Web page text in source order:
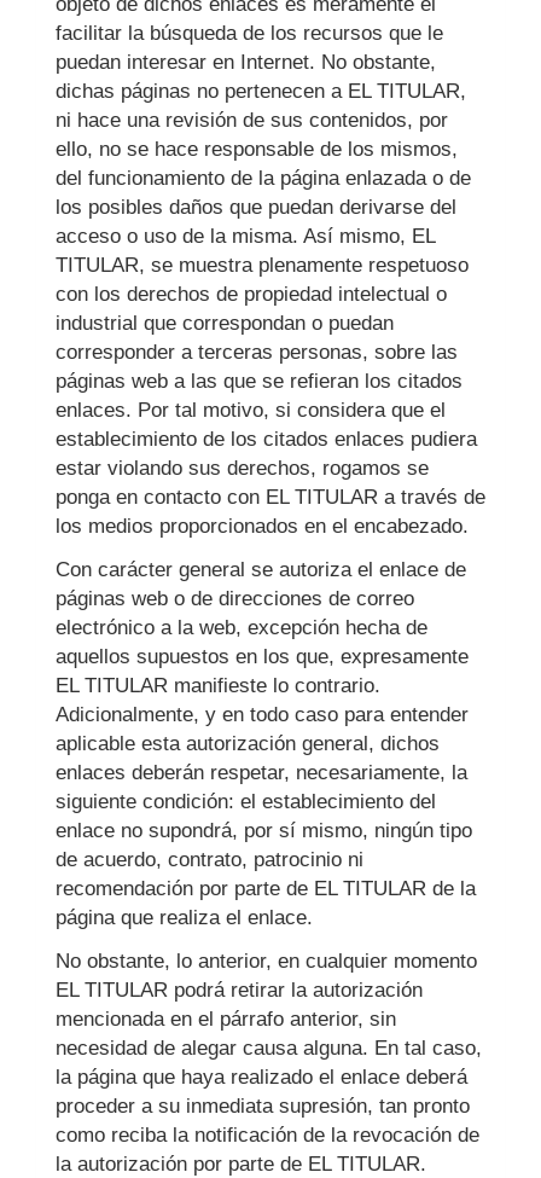
facilitar la búsqueda de los recursos que le
puedan interesar en Internet. No obstante,
dichas páginas no pertenecen a EL TITULAR,
ni hace una revisión de sus contenidos, por
ello, no se hace responsable de los mismos,
del funcionamiento de la página enlazada o de
los posibles daños que puedan derivarse del
acceso o uso de la misma. Así mismo, EL
TITULAR, se muestra plenamente respetuoso
con los derechos de propiedad intelectual o
industrial que correspondan o puedan
corresponder a terceras personas, sobre las
páginas web a las que se refieran los citados
enlaces. Por tal motivo, si considera que el
establecimiento de los citados enlaces pudiera
estar violando sus derechos, rogamos se
ponga en contacto con EL TITULAR a través de
los medios proporcionados en el encabezado.
Con carácter general se autoriza el enlace de
páginas web o de direcciones de correo
electrónico a la web, excepción hecha de
aquellos supuestos en los que, expresamente
EL TITULAR manifieste lo contrario.
Adicionalmente, y en todo caso para entender
aplicable esta autorización general, dichos
enlaces deberán respetar, necesariamente, la
siguiente condición: el establecimiento del
enlace no supondrá, por sí mismo, ningún tipo
de acuerdo, contrato, patrocinio ni
recomendación por parte de EL TITULAR de la
página que realiza el enlace.
No obstante, lo anterior, en cualquier momento
EL TITULAR podrá retirar la autorización
mencionada en el párrafo anterior, sin
necesidad de alegar causa alguna. En tal caso,
la página que haya realizado el enlace deberá
proceder a su inmediata supresión, tan pronto
como reciba la notificación de la revocación de
la autorización por parte de EL TITULAR.